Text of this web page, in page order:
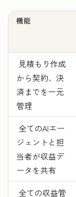
機能
見積もり作成
から契約、決
済までを一元
管理
全てのAIエー
ジェントと担
当者が収益デ
ータを共有
全ての収益管